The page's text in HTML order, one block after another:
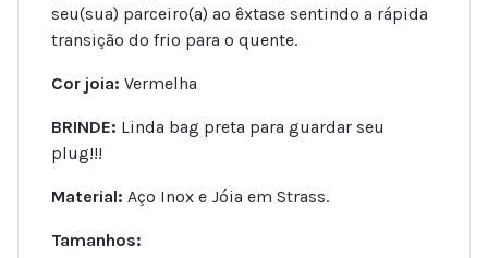
seu(sua) parceiro(a) ao êxtase sentindo a rápida
transição do frio para o quente.
Cor joia: Vermelha
BRINDE: Linda bag preta para guardar seu
plug!!!
Material: Aço Inox e Jóia em Strass.
Tamanhos: